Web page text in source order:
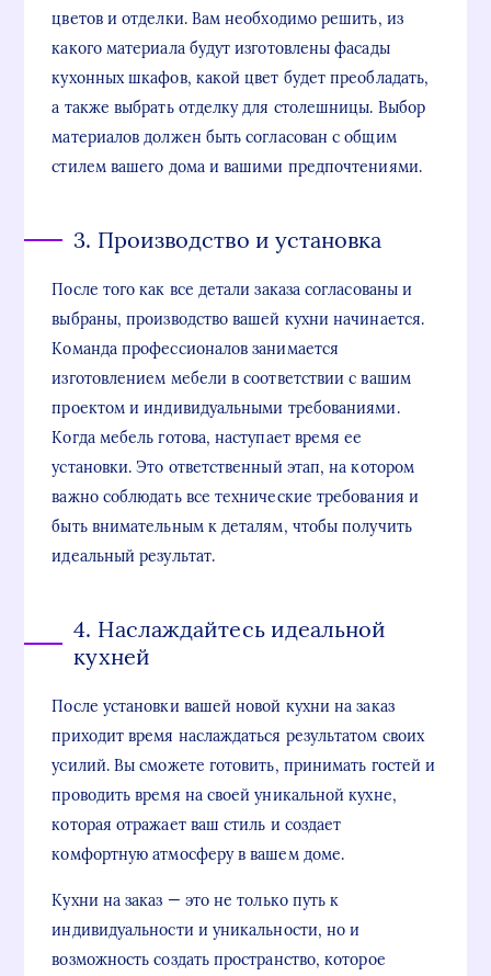
цветов и отделки. Вам необходимо решить, из
какого материала будут изготовлены фасады
кухонных шкафов, какой цвет будет преобладать,
а также выбрать отделку для столешницы. Выбор
материалов должен быть согласован с общим
стилем вашего дома и вашими предпочтениями.
3. Производство и установка
После того как все детали заказа согласованы и
выбраны, производство вашей кухни начинается.
Команда профессионалов занимается
изготовлением мебели в соответствии с вашим
проектом и индивидуальными требованиями.
Когда мебель готова, наступает время ее
установки. Это ответственный этап, на котором
важно соблюдать все технические требования и
быть внимательным к деталям, чтобы получить
идеальный результат.
4. Наслаждайтесь идеальной
кухней
После установки вашей новой кухни на заказ
приходит время наслаждаться результатом своих
усилий. Вы сможете готовить, принимать гостей и
проводить время на своей уникальной кухне,
которая отражает ваш стиль и создает
комфортную атмосферу в вашем доме.
Кухни на заказ — это не только путь к
индивидуальности и уникальности, но и
возможность создать пространство, которое